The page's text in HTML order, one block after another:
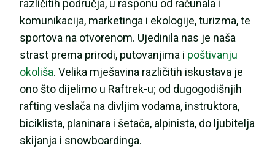
različitih područja, u rasponu od računala i
komunikacija, marketinga i ekologije, turizma, te
sportova na otvorenom. Ujedinila nas je naša
strast prema prirodi, putovanjima i poštivanju
okoliša. Velika mješavina različitih iskustava je
ono što dijelimo u Raftrek-u; od dugogodišnjih
rafting veslača na divljim vodama, instruktora,
biciklista, planinara i šetača, alpinista, do ljubitelja
skijanja i snowboardinga.